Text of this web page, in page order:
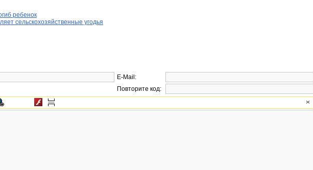
ребенок
сельскохозяйственные угодья
E-Mail:
Повторите код: